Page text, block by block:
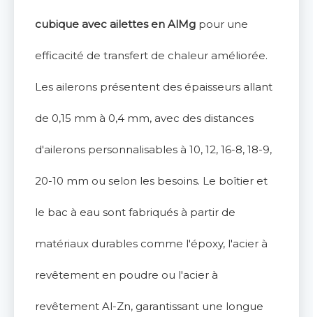
cubique avec ailettes en AlMg pour une
efficacité de transfert de chaleur améliorée.
Les ailerons présentent des épaisseurs allant
de 0,15 mm à 0,4 mm, avec des distances
d'ailerons personnalisables à 10, 12, 16-8, 18-9,
20-10 mm ou selon les besoins. Le boîtier et
le bac à eau sont fabriqués à partir de
matériaux durables comme l'époxy, l'acier à
revêtement en poudre ou l'acier à
revêtement Al-Zn, garantissant une longue